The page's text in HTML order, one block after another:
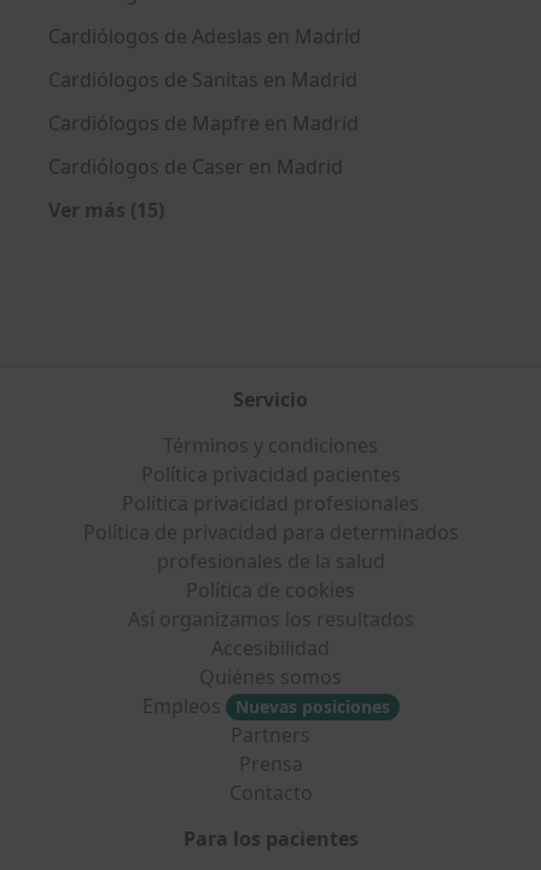
Cardiólogos de Adeslas en Madrid
Cardiólogos de Sanitas en Madrid
Cardiólogos de Mapfre en Madrid
Cardiólogos de Caser en Madrid
Ver más (15)
Servicio
Términos y condiciones
Política privacidad pacientes
Política privacidad profesionales
Política de privacidad para determinados
profesionales de la salud
Política de cookies
Así organizamos los resultados
Accesibilidad
Quiénes somos
Empleos
Nuevas posiciones
Partners
Prensa
Contacto
Para los pacientes